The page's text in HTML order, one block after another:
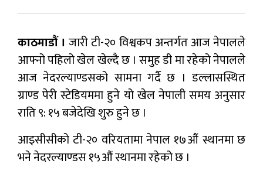
काठमाडौं । जारी टी-२० विश्वकप अन्तर्गत आज नेपालले
आफ्नो पहिलो खेल खेल्दै छ । समुह डी मा रहेको नेपालले
आज नेदरल्याण्डसको सामना गर्दै छ । डल्लासस्थित
ग्राण्ड पेरी स्टेडियममा हुने यो खेल नेपाली समय अनुसार
राति ९: १५ बजेदेखि शुरु हुने छ ।
आइसीसीको टी-२० वरियतामा नेपाल १७औं स्थानमा छ
भने नेदरल्याण्डस १५औं स्थानमा रहेको छ ।